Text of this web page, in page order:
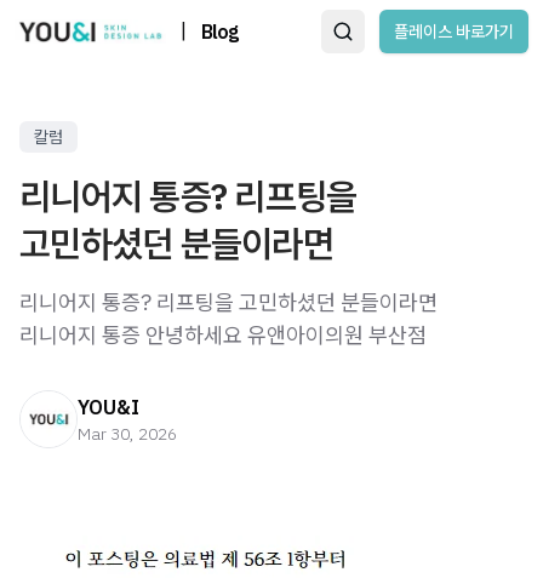
Blog 플레이스 바로가기
칼럼
리니어지 통증? 리프팅을
고민하셨던 분들이라면
리니어지 통증? 리프팅을 고민하셨던 분들이라면
리니어지 통증 안녕하세요 유앤아이의원 부산점
YOU&I
Mar 30, 2026